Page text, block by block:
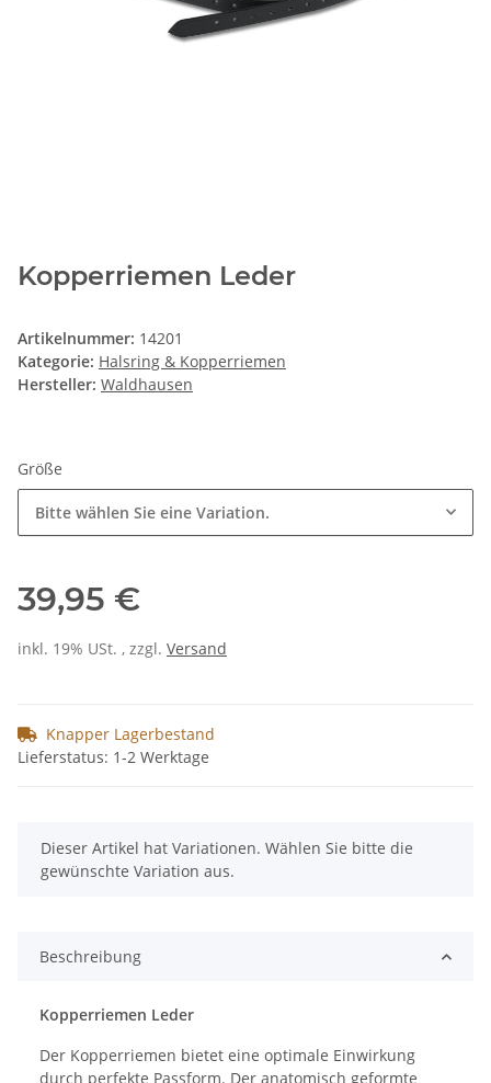
Kopperriemen Leder
Artikelnummer: 14201
Kategorie: Halsring & Kopperriemen
Hersteller: Waldhausen
Größe
Bitte wählen Sie eine Variation.
39,95 €
inkl. 19% USt. , zzgl. Versand
Knapper Lagerbestand
Lieferstatus: 1-2 Werktage
x
Dieser Artikel hat Variationen. Wählen Sie bitte die
gewünschte Variation aus.
Beschreibung
Kopperriemen Leder
Der Kopperriemen bietet eine optimale Einwirkung
durch perfekte Passform. Der anatomisch geformte